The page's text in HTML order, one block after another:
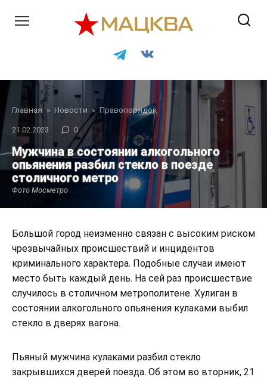
Главная » Новости » Правопорядок
21.02.2023 0
Мужчина в состоянии алкогольного
опьянения разбил стекло в поезде
столичного метро
Фото Мосметро
Большой город неизменно связан с высоким риском
чрезвычайных происшествий и инцидентов
криминального характера. Подобные случаи имеют
место быть каждый день. На сей раз происшествие
случилось в столичном метрополитене. Хулиган в
состоянии алкогольного опьянения кулаками выбил
стекло в дверях вагона.
Пьяный мужчина кулаками разбил стекло
закрывшихся дверей поезда. Об этом во вторник, 21